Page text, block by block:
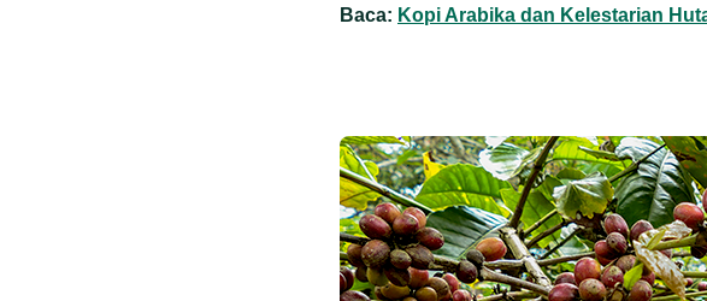
Baca: Kopi Arabika dan Kelestarian